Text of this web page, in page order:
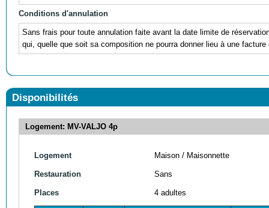
Conditions d'annulation
Sans frais pour toute annulation faite avant la date limite de
qui, quelle que soit sa composition ne pourra donner lieu à une
Disponibilités
Logement: MV-VALJO 4p
Logement Maison / Maisonnette
Restauration Sans
Places 4 adultes